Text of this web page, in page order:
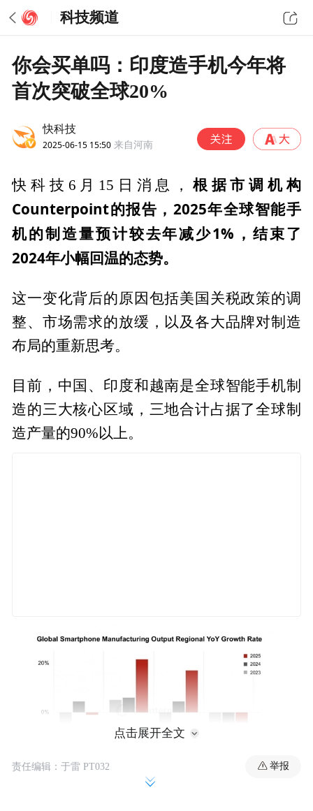
科技频道
你会买单吗：印度造手机今年将
首次突破全球20%
快科技
2025-06-15 15:50 来自河南
快科技6月15日消息， 根据市调机构
Counterpoint的报告，2025年全球智能手
机的制造量预计较去年减少1%，结束了
2024年小幅回温的态势。
这一变化背后的原因包括美国关税政策的调
整、市场需求的放缓，以及各大品牌对制造
布局的重新思考。
目前，中国、印度和越南是全球智能手机制
造的三大核心区域，三地合计占据了全球制
造产量的90%以上。
点击展开全文
责任编辑：于雷 PT032 举报